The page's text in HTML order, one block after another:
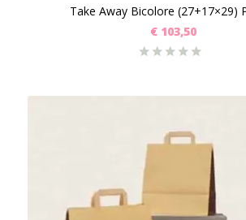
Take Away Bicolore (27+17×29)
€ 103,50